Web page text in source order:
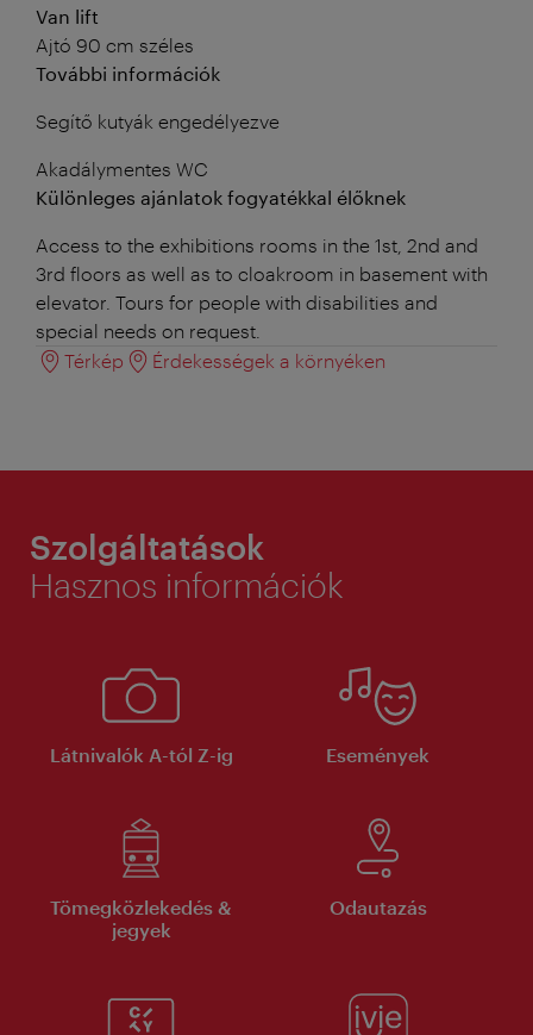
Van lift
Ajtó 90 cm széles
További információk
Segítő kutyák engedélyezve
Akadálymentes WC
Különleges ajánlatok fogyatékkal élőknek
Access to the exhibitions rooms in the 1st, 2nd and
3rd floors as well as to cloakroom in basement with
elevator. Tours for people with disabilities and
special needs on request.
Térkép
Érdekességek a környéken
Szolgáltatások
Hasznos információk
Látnivalók A-tól Z-ig Események
Tömegközlekedés &
jegyek
Odautazás